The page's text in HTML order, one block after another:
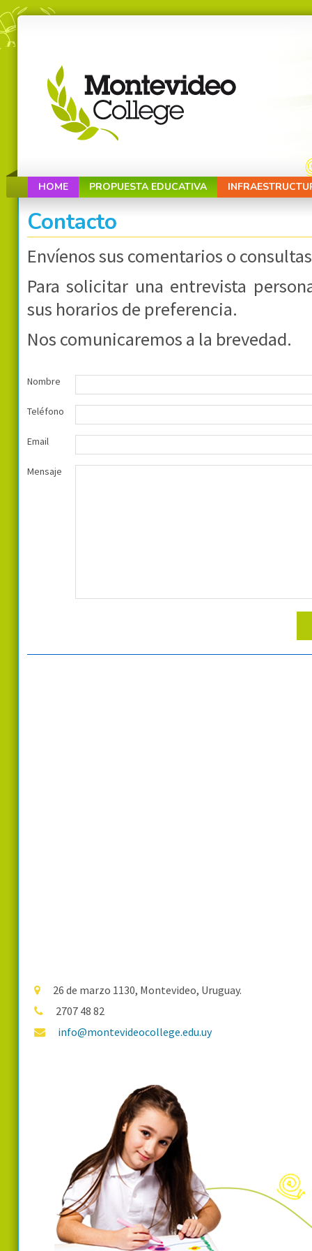
HOME PROPUESTA EDUCATIVA
Contacto
Envíenos sus comentarios o
Para solicitar una entrevista
sus horarios de preferencia.
Nos comunicaremos a la brevedad.
Nombre
Teléfono
Email
Mensaje
26 de marzo 1130, Montevideo, Uruguay.
2707 48 82
info@montevideocollege.edu.uy